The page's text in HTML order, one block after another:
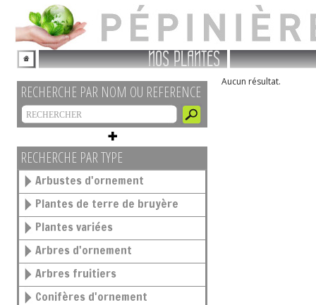
NOS PLANTES
RECHERCHE PAR NOM OU REFERENCE
RECHERCHE PAR TYPE
Arbustes d'ornement
Plantes de terre de bruyère
Plantes variées
Arbres d'ornement
Arbres fruitiers
Conifères d'ornement
Aucun résultat.